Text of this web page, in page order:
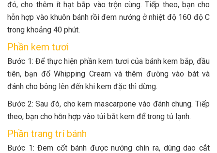
đó, cho thêm ít hạt bắp vào trộn cùng. Tiếp theo, bạn cho
hỗn hợp vào khuôn bánh rồi đem nướng ở nhiệt độ 160 độ C
trong khoảng 40 phút.
Phần kem tươi
Bước 1: Để thực hiện phần kem tươi của bánh kem bắp, đầu
tiên, bạn đổ Whipping Cream và thêm đường vào bát và
đánh cho bông lên đến khi kem đặc thì dừng.
Bước 2: Sau đó, cho kem mascarpone vào đánh chung. Tiếp
theo, bạn cho hỗn hợp vào túi bắt kem để trong tủ lạnh.
Phần trang trí bánh
Bước 1: Đem cốt bánh được nướng chín ra, dùng dao cắt